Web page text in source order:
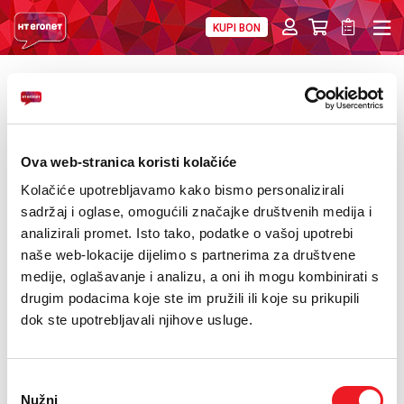
Ova web-stranica koristi kolačiće
Kolačiće upotrebljavamo kako bismo personalizirali
sadržaj i oglase, omogućili značajke društvenih medija i
analizirali promet. Isto tako, podatke o vašoj upotrebi
naše web-lokacije dijelimo s partnerima za društvene
medije, oglašavanje i analizu, a oni ih mogu kombinirati s
drugim podacima koje ste im pružili ili koje su prikupili
dok ste upotrebljavali njihove usluge.
Nužni
KUPI BON
MOBILNA
!HEJ
INTERNET+TV
PRIJENOS BROJA
AKCIJE
DRUGI UREĐAJ NA RATE
Kategorije Proizvođač: Crosscall
NOVO USKORO Izdvojeno! SUPER PONUDA
AKCIJA POKLON PROMOCIJA eSIM